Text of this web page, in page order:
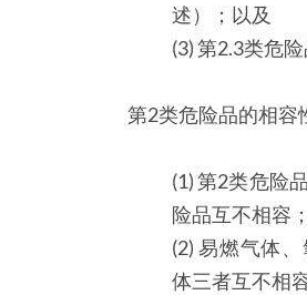
述）；以及
(3) 第2.3类危
第2类危险品的相容
(1) 第2类危险
险品互不相容；
(2) 易燃气体
体三者互不相